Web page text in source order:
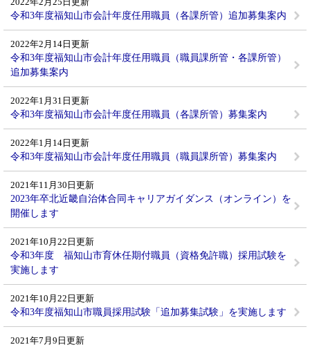
令和3年度福知山市会計年度任用職員（各課所管）追加募集案内
2022年2月14日更新
令和3年度福知山市会計年度任用職員（職員課所管・各課所管）
追加募集案内
2022年1月31日更新
令和3年度福知山市会計年度任用職員（各課所管）募集案内
2022年1月14日更新
令和3年度福知山市会計年度任用職員（職員課所管）募集案内
2021年11月30日更新
2023年卒北近畿自治体合同キャリアガイダンス（オンライン）を
開催します
2021年10月22日更新
令和3年度 福知山市育休任期付職員（資格免許職）採用試験を
実施します
2021年10月22日更新
令和3年度福知山市職員採用試験「追加募集試験」を実施します
2021年7月9日更新